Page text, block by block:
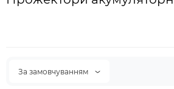
За замовчуванням